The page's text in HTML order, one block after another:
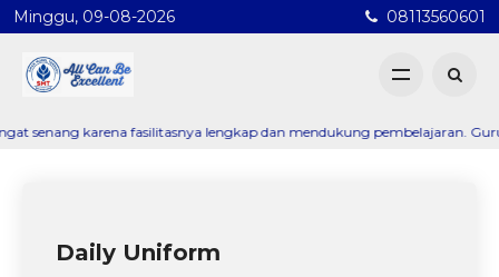
Minggu, 09-08-2026 08113560601
karena fasilitasnya lengkap dan mendukung pembelajaran. Guru-
Daily Uniform